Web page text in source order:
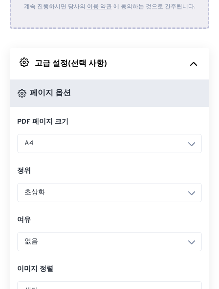
Google 드라이브에서
계속 진행하시면 당사의 이용 약관에 동의하는 것으로 간주됩니다.
고급 설정(선택 사항)
페이지 옵션
PDF 페이지 크기
A4
정위
초상화
여유
없음
이미지 정렬